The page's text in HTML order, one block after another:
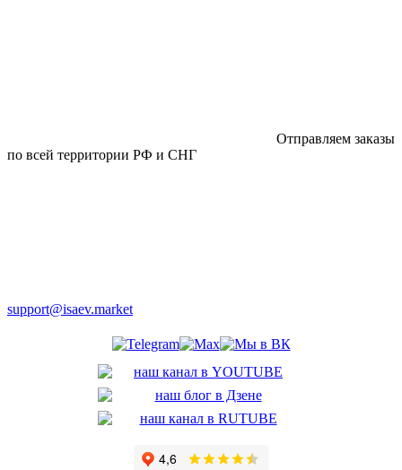
Отправляем заказы
по всей территории РФ и СНГ
support@isaev.market